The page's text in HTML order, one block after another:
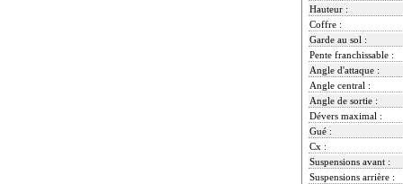
Hauteur :
Coffre :
Garde au sol :
Pente franchissable :
Angle d'attaque :
Angle central :
Angle de sortie :
Dévers maximal :
Gué :
Cx :
Suspensions avant :
Suspensions arrière :